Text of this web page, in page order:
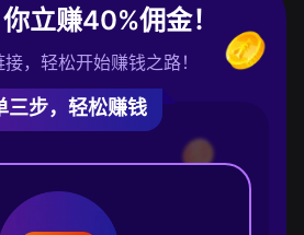
立赚40%佣金！
，轻松开始赚钱之路！
三步，轻松赚钱